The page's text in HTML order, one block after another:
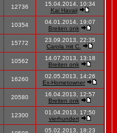
12736
15.04.2014, 10:34
Kai Havaii
10354
04.01.2014, 19:07
Breiten onk
15772
23.09.2013, 22:35
Carola mit C.
10562
14.07.2013, 13:18
Breiten onk
16260
02.05.2013, 14:26
Ex-Hometowner
20580
16.04.2013, 12:57
Breiten onk
12300
01.04.2013, 17:50
vierhundert
05.02.2013, 18:23